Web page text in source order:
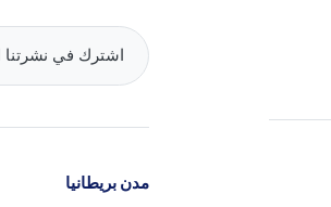
مدن بريطانيا